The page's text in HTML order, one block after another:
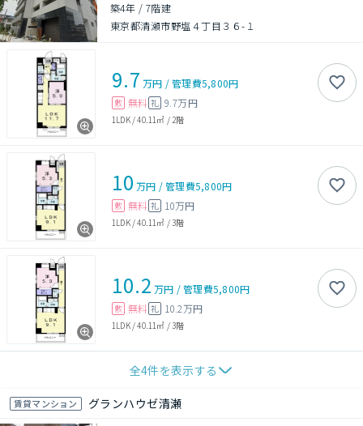
築4年 / 7階建
東京都清瀬市野塩４丁目３６-１
9.7 万円 /管理費5,800円
敷 無料 礼 9.7万円
1LDK/40.11㎡ / 2階
10 万円 /管理費5,800円
敷 無料 礼 10万円
1LDK/40.11㎡ /3階
10.2 万円 /管理費5,800円
敷 無料 礼 10.2万円
1LDK/40.11㎡ /3階
全4件を表示する
賃貸マンション グランハウゼ清瀬